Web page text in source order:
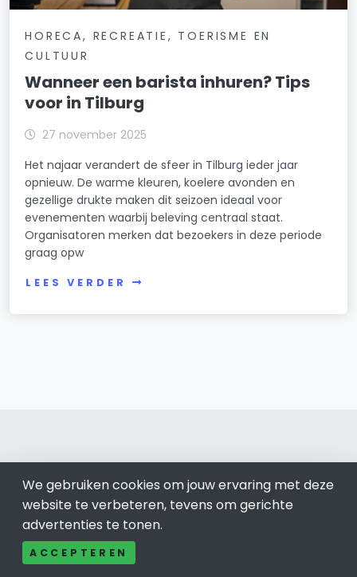
HORECA, RECREATIE, TOERISME EN
CULTUUR
Wanneer een barista inhuren? Tips
voor in Tilburg
27 november 2025
Het najaar verandert de sfeer in Tilburg ieder jaar
opnieuw. De warme kleuren, koelere avonden en
gezellige drukte maken dit seizoen ideaal voor
evenementen waarbij beleving centraal staat.
Organisatoren merken dat bezoekers in deze periode
graag opw
LEES VERDER
Tilburg 013
Bel ons: 085-04 10 177
Contact
Adverteren
We gebruiken cookies om jouw ervaring met deze
website te verbeteren, tevens om gerichte
advertenties te tonen.
ACCEPTEREN